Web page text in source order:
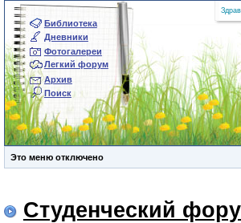
Библиотека
Дневники
Фотогалереи
Легкий форум
Архив
Поиск
Это меню отключено
Студенческий